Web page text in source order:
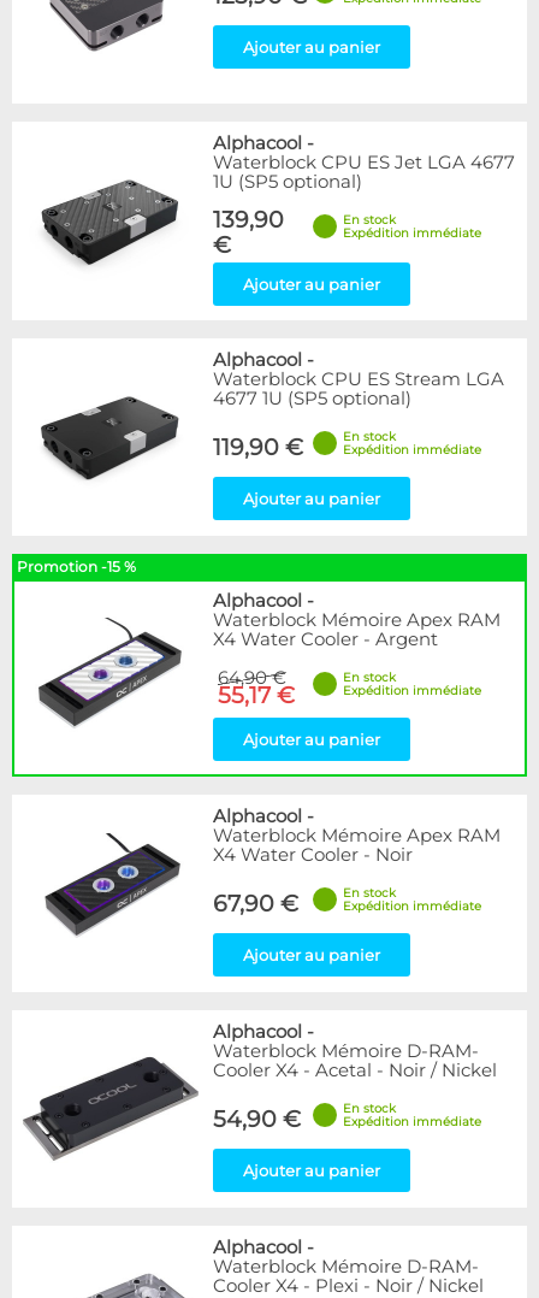
Ajouter au panier
Alphacool -
Waterblock CPU ES Jet LGA 4677
1U (SP5 optional)
139,90
€
En stock
Expédition immédiate
Ajouter au panier
Alphacool -
Waterblock CPU ES Stream LGA
4677 1U (SP5 optional)
119,90 €
En stock
Expédition immédiate
Ajouter au panier
Promotion -15 %
Alphacool -
Waterblock Mémoire Apex RAM
X4 Water Cooler - Argent
64,90 €
55,17 €
En stock
Expédition immédiate
Ajouter au panier
Alphacool -
Waterblock Mémoire Apex RAM
X4 Water Cooler - Noir
67,90 €
En stock
Expédition immédiate
Ajouter au panier
Alphacool -
Waterblock Mémoire D-RAM-
Cooler X4 - Acetal - Noir / Nickel
54,90 €
En stock
Expédition immédiate
Ajouter au panier
Alphacool -
Waterblock Mémoire D-RAM-
Cooler X4 - Plexi - Noir / Nickel